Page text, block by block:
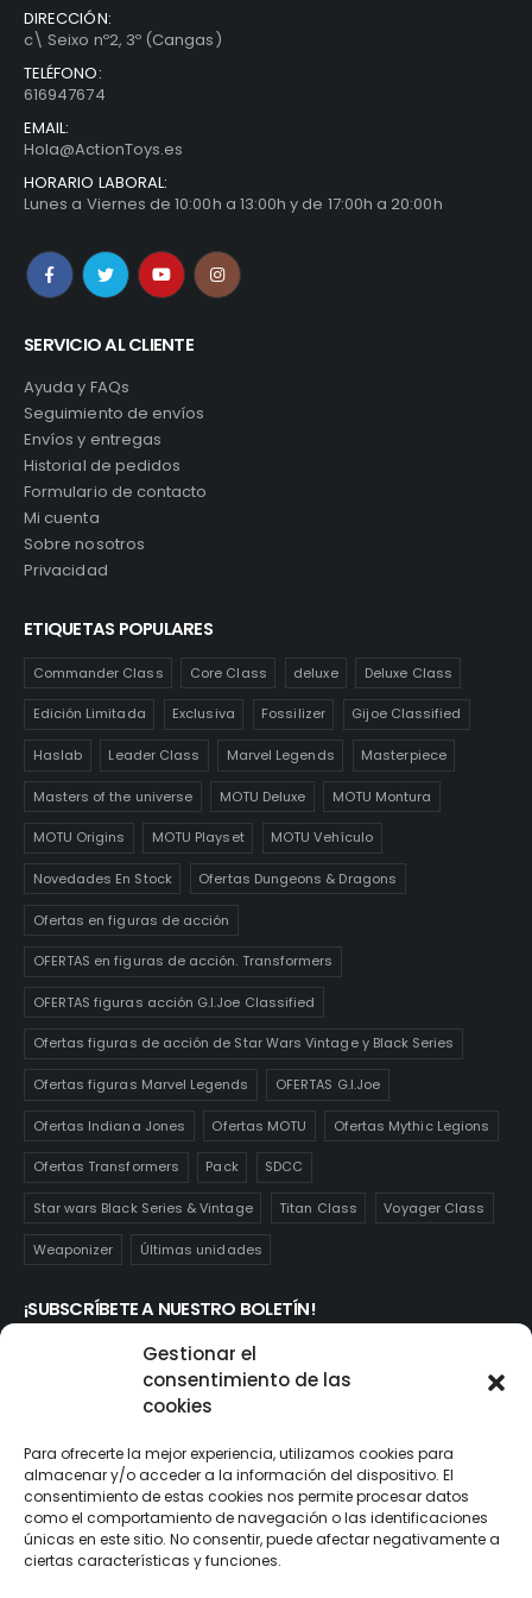
Gestionar el
consentimiento de las
cookies
Para ofrecerte la mejor experiencia, utilizamos cookies para
almacenar y/o acceder a la información del dispositivo. El
consentimiento de estas cookies nos permite procesar datos
como el comportamiento de navegación o las identificaciones
únicas en este sitio. No consentir, puede afectar negativamente a
ciertas características y funciones.
DIRECCIÓN:
c\ Seixo nº2, 3º (Cangas)
TELÉFONO:
616947674
EMAIL:
Hola@ActionToys.es
HORARIO LABORAL:
Lunes a Viernes de 10:00h a 13:00h y de 17:00h a 20:00h
SERVICIO AL CLIENTE
Ayuda y FAQs
Seguimiento de envíos
Envíos y entregas
Historial de pedidos
Formulario de contacto
Mi cuenta
Sobre nosotros
Privacidad
ETIQUETAS POPULARES
Commander Class Core Class deluxe Deluxe Class
Edición Limitada Exclusiva Fossilizer Gijoe Classified
Haslab Leader Class Marvel Legends Masterpiece
Masters of the universe MOTU Deluxe MOTU Montura
MOTU Origins MOTU Playset MOTU Vehículo
Novedades En Stock Ofertas Dungeons & Dragons
Ofertas en figuras de acción
OFERTAS en figuras de acción. Transformers
OFERTAS figuras acción G.I.Joe Classified
Ofertas figuras de acción de Star Wars Vintage y Black Series
Ofertas figuras Marvel Legends OFERTAS G.I.Joe
Ofertas Indiana Jones Ofertas MOTU Ofertas Mythic Legions
Ofertas Transformers Pack SDCC
Star wars Black Series & Vintage Titan Class Voyager Class
Weaponizer Últimas unidades
¡SUBSCRÍBETE A NUESTRO BOLETÍN!
Te mantendrás informado de las novedades y ofertas que
realmente te interesan. Subscríbete aquí: